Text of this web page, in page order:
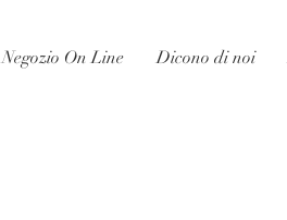
Negozio On Line Dicono di noi